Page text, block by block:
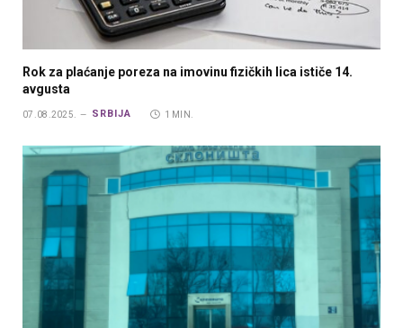
Rok za plaćanje poreza na imovinu fizičkih lica ističe 14.
avgusta
07.08.2025. SRBIJA 1 MIN.